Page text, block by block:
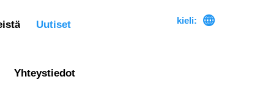
Uutiset
Yhteystiedot
kieli: 